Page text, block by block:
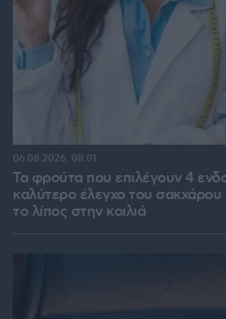
Τα φρούτα που επιλέγουν 4
καλύτερο έλεγχο του σακχάρου
το λίπος στην κοιλιά
06.08.2026, 08:01